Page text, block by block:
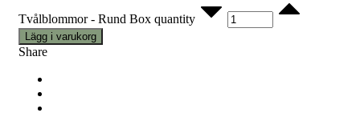
Tvålblommor - Rund Box quantity
Lägg i varukorg
Share